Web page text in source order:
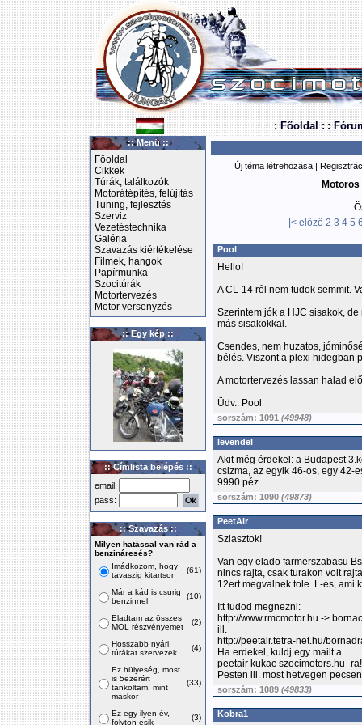
: Főoldal : :
:: Menü ::
Főoldal
Cikkek
Túrák, találkozók
Motorátépítés, felújítás
Tuning, fejlesztés
Szerviz
Vezetéstechnika
Galéria
Szavazás kiértékelése
Filmek, hangok
Papírmunka
Szocitúrák
Motortervezés
Motor versenyzés
:: Egy kép ::
:: Címlista belépés ::
email:
pass:
:: Szavazás ::
Milyen hatással van rád a
benzináresés?
Imádkozom, hogy
tavaszig kitartson
(61)
Már a kád is csurig
benzinnel
(10)
Eladtam az összes
MOL részvényemet
(2)
Hosszabb nyári
túrákat szervezek
(4)
Ez hülyeség, most
is 5ezerért
tankoltam, mint
máskor
(33)
Ez egy ilyen év,
folyton esik
(3)
Új téma létrehozása |
|< előző 2 3 4 5
Pool
Hello!
A CL-14 ről nem tudok semmit.
Szerintem jók a HJC sisakok,
más sisakokkal.
Csendes, nem huzatos,
bélés. Viszont a plexi hidegban
A motortervezés lassan halad
Üdv.: Pool
sorszám: 1091 (49948)
levendel
Akit még érdekel: a Budapest
csizma, az egyik 46-os, egy 42-
9990 péz.
sorszám: 1090 (49873)
PeetAir
Sziasztok!
Van egy elado farmerszabasu
nincs rajta, csak turakon volt
12ert megvalnek tole. L-es, ami
Itt tudod megnezni:
http://www.rmcmotor.hu ->
ill.
http://peetair.tetra-net.hu/
Ha erdekel, kuldj egy mailt a
peetair kukac szocimotors.hu -ra!
Pesten ill. most hetvegen
sorszám: 1089 (49833)
Kobra1